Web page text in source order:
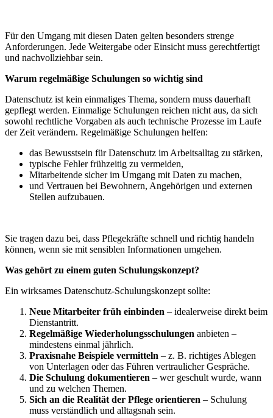
Für den Umgang mit diesen Daten gelten besonders strenge
Anforderungen. Jede Weitergabe oder Einsicht muss gerechtfertigt
und nachvollziehbar sein.
Warum regelmäßige Schulungen so wichtig sind
Datenschutz ist kein einmaliges Thema, sondern muss dauerhaft
gepflegt werden. Einmalige Schulungen reichen nicht aus, da sich
sowohl rechtliche Vorgaben als auch technische Prozesse im Laufe
der Zeit verändern. Regelmäßige Schulungen helfen:
das Bewusstsein für Datenschutz im Arbeitsalltag zu stärken,
typische Fehler frühzeitig zu vermeiden,
Mitarbeitende sicher im Umgang mit Daten zu machen,
und Vertrauen bei Bewohnern, Angehörigen und externen
Stellen aufzubauen.
Sie tragen dazu bei, dass Pflegekräfte schnell und richtig handeln
können, wenn sie mit sensiblen Informationen umgehen.
Was gehört zu einem guten Schulungskonzept?
Ein wirksames Datenschutz-Schulungskonzept sollte:
Neue Mitarbeiter früh einbinden – idealerweise direkt beim
Dienstantritt.
Regelmäßige Wiederholungsschulungen anbieten –
mindestens einmal jährlich.
Praxisnahe Beispiele vermitteln – z. B. richtiges Ablegen
von Unterlagen oder das Führen vertraulicher Gespräche.
Die Schulung dokumentieren – wer geschult wurde, wann
und zu welchen Themen.
Sich an die Realität der Pflege orientieren – Schulung
muss verständlich und alltagsnah sein.